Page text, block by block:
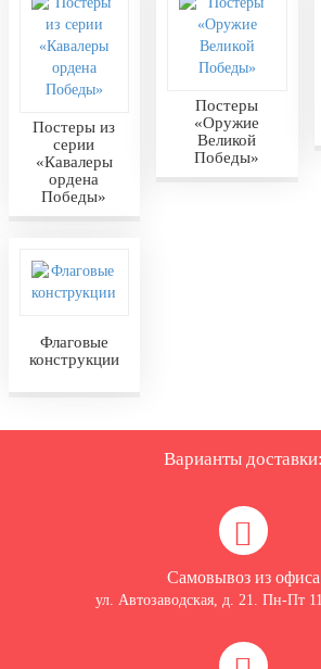
Постеры из
серии
«Кавалеры
ордена
Победы»
Постеры
«Оружие
Великой
Победы»
Флаговые
конструкции
Варианты доставки:
Самовывоз из офиса
ул. Автозаводская, д. 21. Пн-Пт